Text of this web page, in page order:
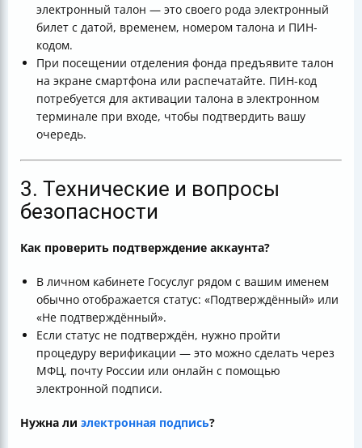
электронный талон — это своего рода электронный
билет с датой, временем, номером талона и ПИН-
кодом.
При посещении отделения фонда предъявите талон
на экране смартфона или распечатайте. ПИН-код
потребуется для активации талона в электронном
терминале при входе, чтобы подтвердить вашу
очередь.
3. Технические и вопросы
безопасности
Как проверить подтверждение аккаунта?
В личном кабинете Госуслуг рядом с вашим именем
обычно отображается статус: «Подтверждённый» или
«Не подтверждённый».
Если статус не подтверждён, нужно пройти
процедуру верификации — это можно сделать через
МФЦ, почту России или онлайн с помощью
электронной подписи.
Нужна ли электронная подпись?